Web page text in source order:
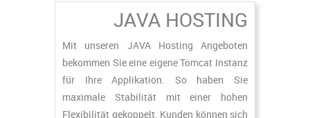
JAVA HOSTING
Mit unseren JAVA Hosting Angeboten
bekommen Sie eine eigene Tomcat Instanz
für Ihre Applikation. So haben Sie
maximale Stabilität mit einer hohen
Flexibilität gekoppelt. Kunden können sich